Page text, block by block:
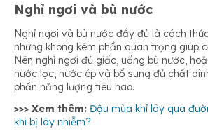
Nghỉ ngơi và bù nước
Nghỉ ngơi và bù nước đầy đủ là cách
nhưng không kém phần quan trọng giúp
Nên nghỉ ngơi đủ giấc, uống bù nước,
nước lọc, nước ép và bổ sung đủ chất
phần năng lượng tiêu hao.
>>> Xem thêm: Đậu mùa khỉ lây qua
khi bị lây nhiễm?